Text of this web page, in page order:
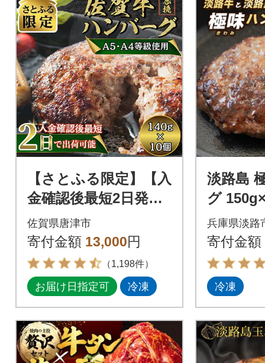
【さとふる限定】【入
金確認後最短2日発
送】佐賀牛合挽ハンバ
ーグ140g×10個
佐賀県唐津市
寄付金額 13,000円
（1,198件）
お届け日指定可 冷凍
淡路島
グ
0%
兵庫県淡路
寄付金額
冷凍